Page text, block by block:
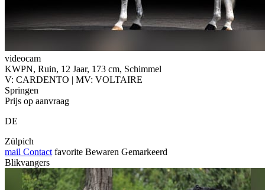
videocam
KWPN, Ruin, 12 Jaar, 173 cm, Schimmel
V: CARDENTO | MV: VOLTAIRE
Springen
Prijs op aanvraag
DE
Zülpich
mail Contact favorite Bewaren Gemarkeerd
Blikvangers